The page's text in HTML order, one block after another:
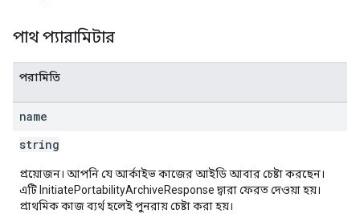
পাথ প্যারামিটার
পরামিতি
name
string
প্রয়োজন। আপনি যে আর্কাইভ কাজের আইডি আবার চেষ্টা করছেন।
এটি InitiatePortabilityArchiveResponse দ্বারা ফেরত দেওয়া হয়।
প্রাথমিক কাজ ব্যর্থ হলেই পুনরায় চেষ্টা করা হয়।